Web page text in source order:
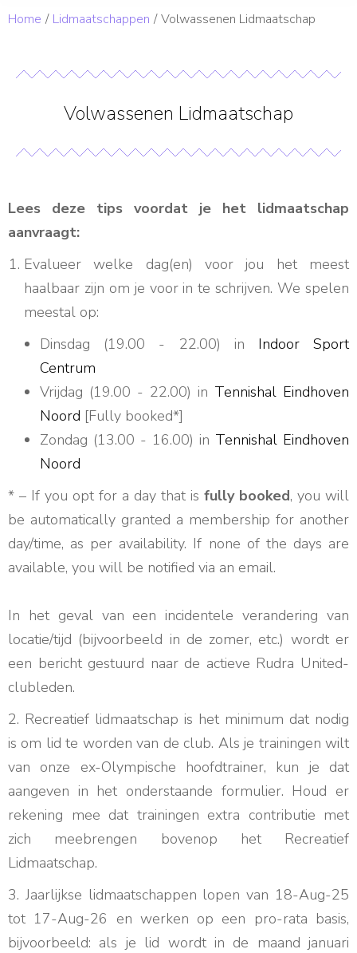
Je bent hier:
Home Lidmaatschappen Volwassenen Lidmaatschap
Volwassenen Lidmaatschap
Lees deze tips voordat je het lidmaatschap
aanvraagt:
Evalueer welke dag(en) voor jou het meest
haalbaar zijn om je voor in te schrijven. We spelen
meestal op:
Dinsdag (19.00 - 22.00) in Indoor Sport
Centrum
Vrijdag (19.00 - 22.00) in Tennishal Eindhoven
Noord [Fully booked*]
Zondag (13.00 - 16.00) in Tennishal Eindhoven
Noord
* – If you opt for a day that is fully booked, you will
be automatically granted a membership for another
day/time, as per availability. If none of the days are
available, you will be notified via an email.
In het geval van een incidentele verandering van
locatie/tijd (bijvoorbeeld in de zomer, etc.) wordt er
een bericht gestuurd naar de actieve Rudra United-
clubleden.
2. Recreatief lidmaatschap is het minimum dat nodig
is om lid te worden van de club. Als je trainingen wilt
van onze ex-Olympische hoofdtrainer, kun je dat
aangeven in het onderstaande formulier. Houd er
rekening mee dat trainingen extra contributie met
zich meebrengen bovenop het Recreatief
Lidmaatschap.
3. Jaarlijkse lidmaatschappen lopen van 18-Aug-25
tot 17-Aug-26 en werken op een pro-rata basis,
bijvoorbeeld: als je lid wordt in de maand januari